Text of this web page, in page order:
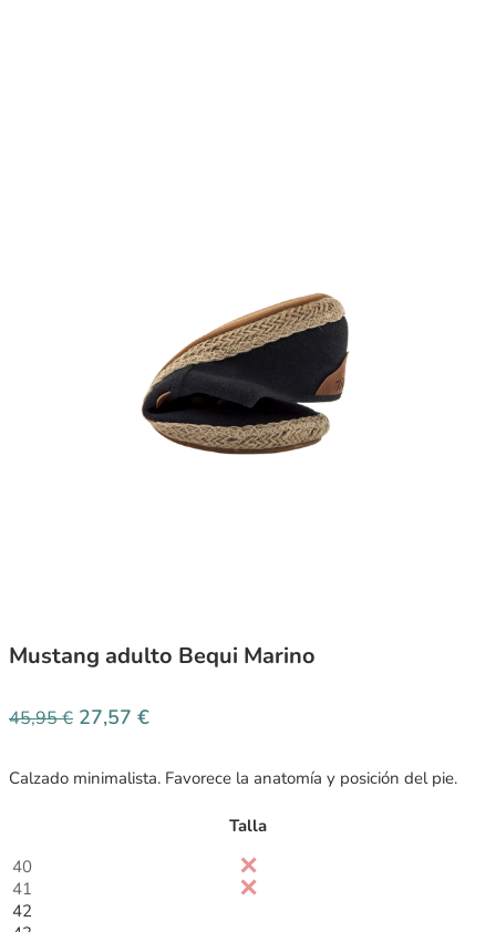
Mustang adulto Bequi Marino
45,95€ 27,57 €
Calzado minimalista. Favorece la anatomía y posición del pie.
Talla
40
41
42